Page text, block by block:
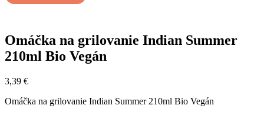
Omáčka na grilovanie Indian Summer
210ml Bio Vegán
3,39 €
Omáčka na grilovanie Indian Summer 210ml Bio Vegán